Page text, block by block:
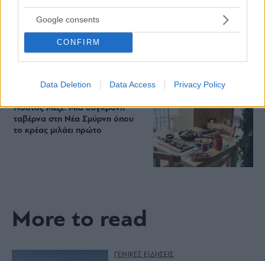
Google consents
CONFIRM
Data Deletion Data Access Privacy Policy
Πλαζ Βάρκιζας: Ξεμπλοκάρει η
επένδυση των 15 εκατ. – Η νέα
εποχή για την ιστορική πλαζ της
Νόστος Μεζέ: Μια σύγχρονη
ταβέρνα στη Νέα Σμύρνη όπου
το κρέας μιλάει πρώτο
More to read
ΓΕΝΙΚΕΣ ΕΙΔΗΣΕΙΣ